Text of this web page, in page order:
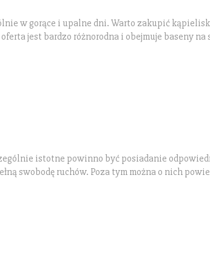
w gorące i upalne dni. Warto zakupić
jest bardzo różnorodna i obejmuje baseny
istotne powinno być posiadanie
swobodę ruchów. Poza tym można o nich